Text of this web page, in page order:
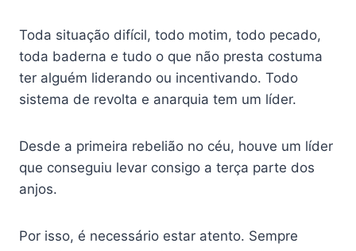
Toda situação difícil, todo motim, todo pecado,
toda baderna e tudo o que não presta costuma
ter alguém liderando ou incentivando. Todo
sistema de revolta e anarquia tem um líder.
Desde a primeira rebelião no céu, houve um líder
que conseguiu levar consigo a terça parte dos
anjos.
Por isso, é necessário estar atento. Sempre